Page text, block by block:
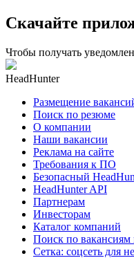
Скачайте
Чтобы получать
HeadHunter
Размещение
Поиск по резюме
О компании
Наши вакансии
Реклама на сайте
Требования к ПО
Безопасный
HeadHunter API
Партнерам
Инвесторам
Каталог компаний
Поиск по вакансиям
Сетка: соцсеть для